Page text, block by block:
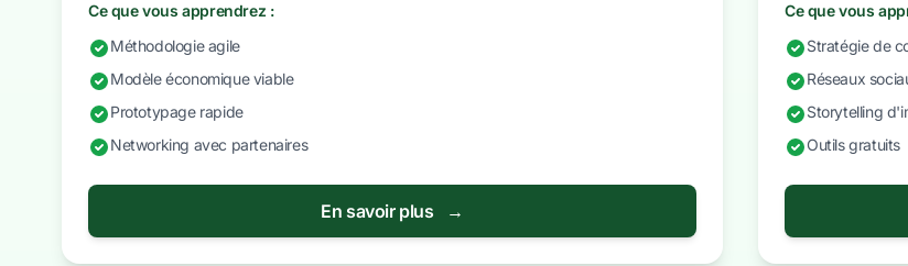
Ce que vous apprendrez :
Méthodologie agile
Modèle économique viable
Prototypage rapide
Networking avec partenaires
En savoir plus →
Ce que vous
Stratégie de
Réseaux
Storytelling
Outils gratuits